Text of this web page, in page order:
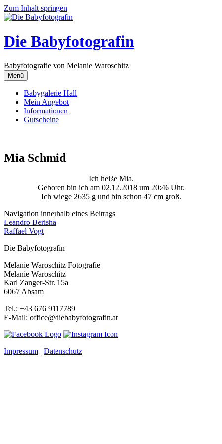
Zum Inhalt springen
Die Babyfotografin
Babyfotografie von Melanie Waroschitz
Menü
Babygalerie Hall
Mein Angebot
Informationen
Gutscheine
Mia Schmid
Ich heiße Mia.
Geboren bin ich am 02.12.2018 um 20:46 Uhr.
Ich wiege 2635 g und bin schon 47 cm groß.
Navigation innerhalb eines Beitrags
Leandro Berisha
Raffael Vogt
Die Babyfotografin
Melanie Waroschitz Fotografie
Melanie Waroschitz
Karl Zanger-Str. 15a
6067 Absam
Tel.: +43 676 9117789
E-Mail: office@diebabyfotografin.at
Impressum | Datenschutz